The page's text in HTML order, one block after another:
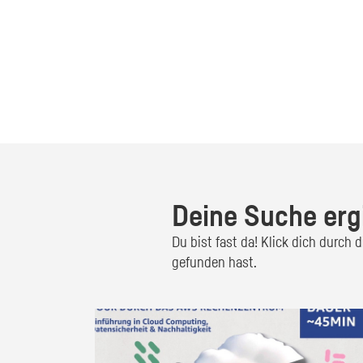
Deine Suche
Du bist fast da! Klick dich durch
gefunden hast.